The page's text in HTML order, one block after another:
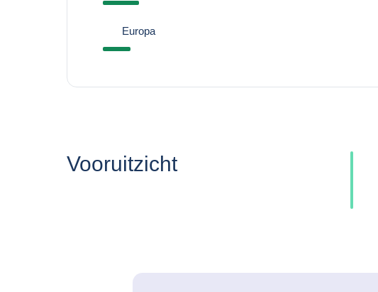
Europa
Vooruitzicht